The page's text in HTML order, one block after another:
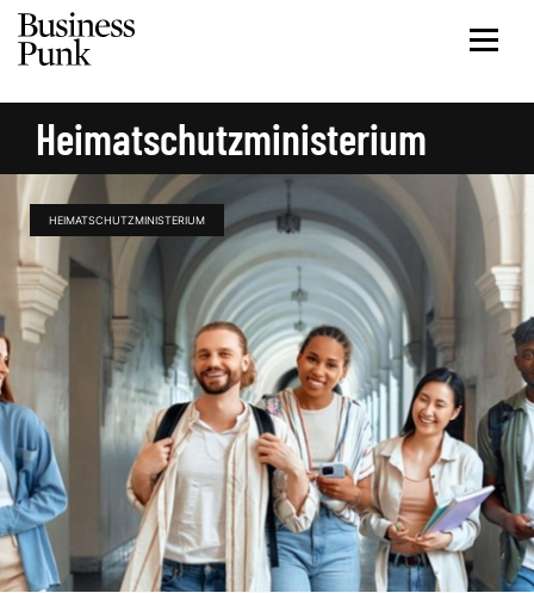
Heimatschutzministerium
HEIMATSCHUTZMINISTERIUM